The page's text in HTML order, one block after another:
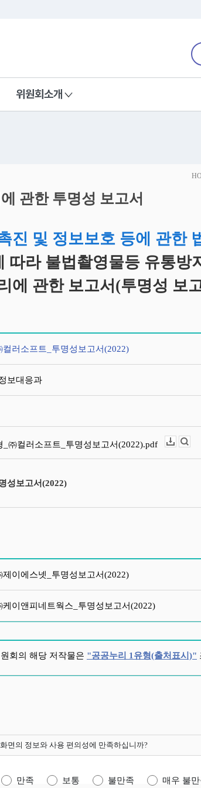
위원회소개
관한 투명성 보고서
진 및 정보보호 등에 관한
따라 불법촬영물등 유통방
에 관한 보고서(투명성 보
컬러소프트_투명성보고서(2022)
보대응과
_㈜컬러소프트_투명성보고서(2022).pdf
성보고서(2022)
제이에스넷_투명성보고서(2022)
케이앤피네트웍스_투명성보고서(2022)
회의 해당 저작물은 "공공누리 1유형(출처표시)"
면의 정보와 사용 편의성에 만족하십니까?
만족 보통 불만족 매우 불만